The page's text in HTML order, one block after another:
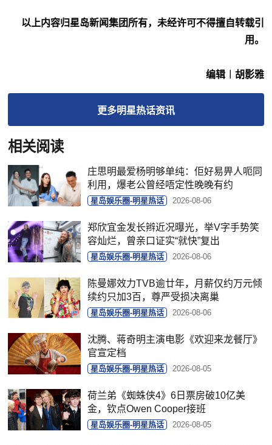
以上内容归星岛新闻集团所有，未经许可不得擅自转载引
用。
编辑︱胡影雅
更多明星热话资讯
相关阅读
庄思明最爱杨明够单纯：佢好易畀人呃同
利用，爆老公曾经唔定性晚晚有约
星岛娱乐圈-明星热话 2026-08-06
郑欣宜金发长辫近况曝光，举V字手势笑
容灿烂，曾亲口证实“就快”复出
星岛娱乐圈-明星热话 2026-08-06
陈曼娜效力TVB逾廿年，月薪仅约万元倾
续约只加3百，尊严受损决离巢
星岛娱乐圈-明星热话 2026-08-06
沈腾、蒋奇明主演电影《欢迎来龙餐厅》
官宣定档
星岛娱乐圈-明星热话 2026-08-05
荷兰弟《蜘蛛侠4》6日票房破10亿美
金，钦点Owen Cooper接班
星岛娱乐圈-明星热话 2026-08-05